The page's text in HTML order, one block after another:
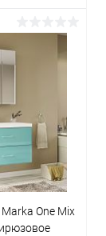
Под заказ
One Mix